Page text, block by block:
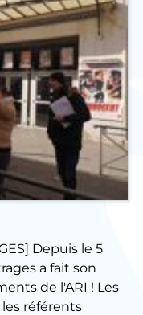
Depuis le 5
a fait son
de l'ARI ! Les
référents